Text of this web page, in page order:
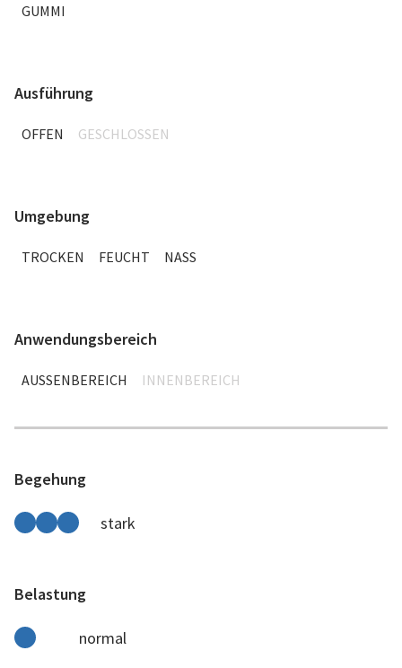
GUMMI
Ausführung
OFFEN GESCHLOSSEN
Umgebung
TROCKEN FEUCHT NASS
Anwendungsbereich
AUSSENBEREICH INNENBEREICH
Begehung
stark
Belastung
normal